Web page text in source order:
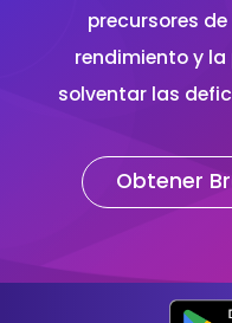
precursores
rendimiento y
solventar las
Obtener